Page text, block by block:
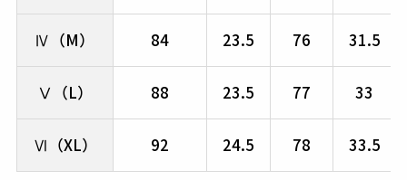
Ⅳ（M） 84 23.5 76 31.5
Ⅴ（L） 88 23.5 77 33
Ⅵ（XL） 92 24.5 78 33.5